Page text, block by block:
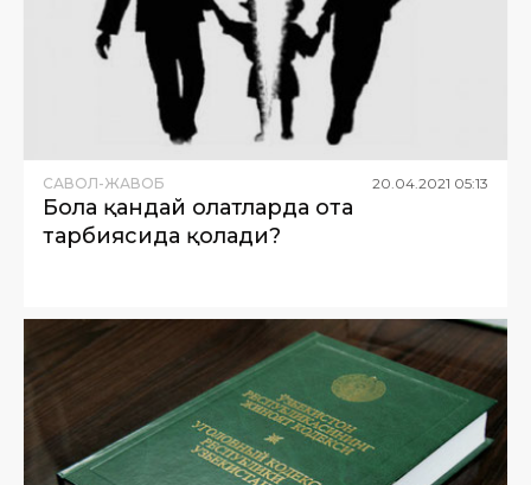
САВОЛ-ЖАВОБ 20.04.2021 05:13
Бола қандай ҳолатларда ота
тарбиясида қолади?